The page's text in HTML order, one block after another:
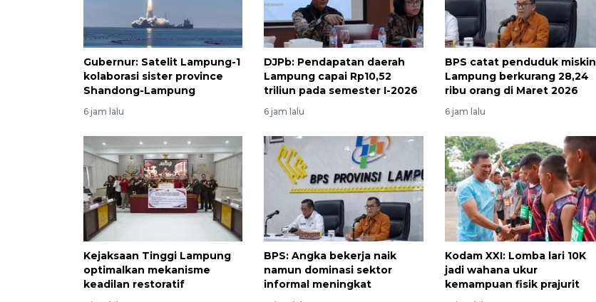
Gubernur: Satelit Lampung-1
kolaborasi sister province
Shandong-Lampung
6 jam lalu
DJPb: Pendapatan daerah
Lampung capai Rp10,52
triliun pada semester I-2026
6 jam lalu
BPS catat penduduk miskin
Lampung berkurang 28,24
ribu orang di Maret 2026
6 jam lalu
Kejaksaan Tinggi Lampung
optimalkan mekanisme
keadilan restoratif
BPS: Angka bekerja naik
namun dominasi sektor
informal meningkat
Kodam XXI: Lomba lari 10K
jadi wahana ukur
kemampuan fisik prajurit